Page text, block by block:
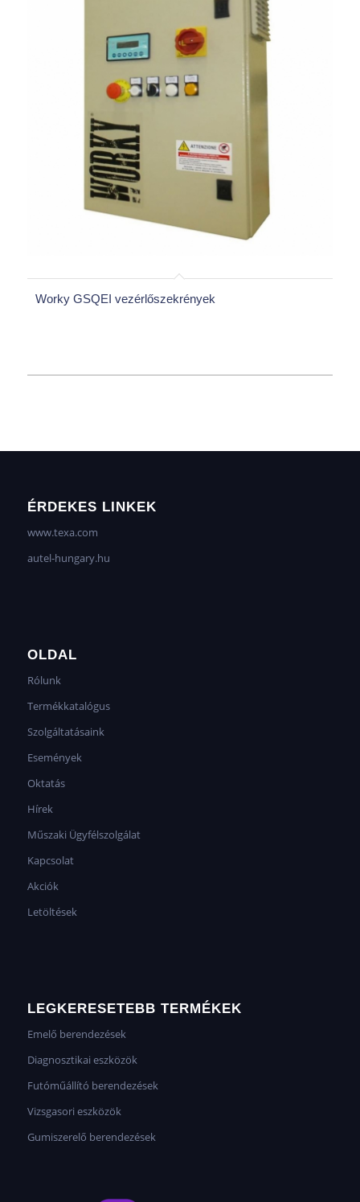
Worky GSQEI vezérlőszekrények
ÉRDEKES LINKEK
www.texa.com
autel-hungary.hu
OLDAL
Rólunk
Termékkatalógus
Szolgáltatásaink
Események
Oktatás
Hírek
Műszaki Ügyfélszolgálat
Kapcsolat
Akciók
Letöltések
LEGKERESETEBB TERMÉKEK
Emelő berendezések
Diagnosztikai eszközök
Futóműállító berendezések
Vizsgasori eszközök
Gumiszerelő berendezések